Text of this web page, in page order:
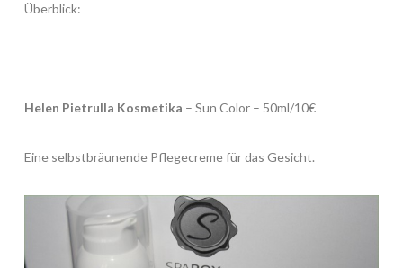
Überblick:
Helen Pietrulla Kosmetika – Sun Color – 50ml/10€
Eine selbstbräunende Pflegecreme für das Gesicht.